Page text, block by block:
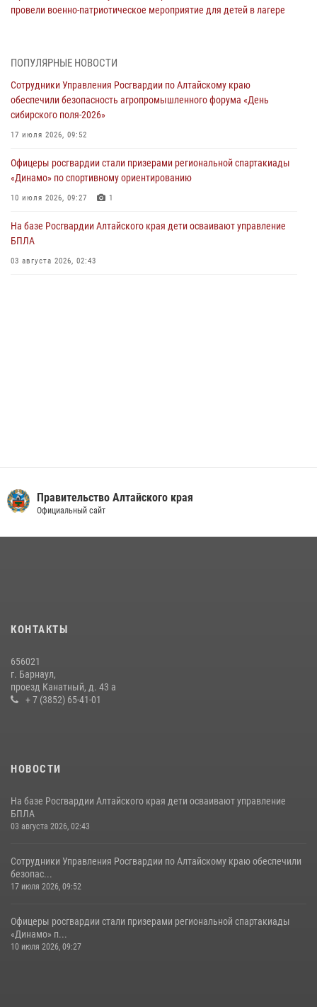
провели военно-патриотическое мероприятие для детей в лагере
акции «Коробка храбрости»
Сотрудники Росгвардии провели встречу с юными пограничниками
03 июля 2026, 04:03
Управление Росгвардии по Алтайскому краю провело для детей
02 июля 2026, 00:55
В краевом управлении вневедомственной охраны Росгвардии по
ПОПУЛЯРНЫЕ НОВОСТИ
Сотрудники Управления Росгвардии по Алтайскому краю
обеспечили безопасность агропромышленного форума «День
сибирского поля-2026»
17 июля 2026, 09:52
Офицеры росгвардии стали призерами региональной спартакиады
«Динамо» по спортивному ориентированию
10 июля 2026, 09:27 1
На базе Росгвардии Алтайского края дети осваивают управление
БПЛА
03 августа 2026, 02:43
Правительство Алтайского края
Официальный сайт
КОНТАКТЫ
656021
г. Барнаул,
проезд Канатный, д. 43 а
+ 7 (3852) 65-41-01
НОВОСТИ
На базе Росгвардии Алтайского края дети осваивают управление
БПЛА
03 августа 2026, 02:43
Сотрудники Управления Росгвардии по Алтайскому краю обеспечили
безопас...
17 июля 2026, 09:52
Офицеры росгвардии стали призерами региональной спартакиады
«Динамо» п...
10 июля 2026, 09:27